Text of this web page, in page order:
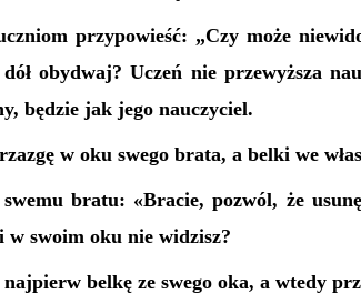
przypowieść: „Czy może
obydwaj? Uczeń nie przewyższa
będzie jak jego nauczyciel.
w oku swego brata, a belki we
bratu: «Bracie, pozwól, że
w swoim oku nie widzisz?
belkę ze swego oka, a wtedy